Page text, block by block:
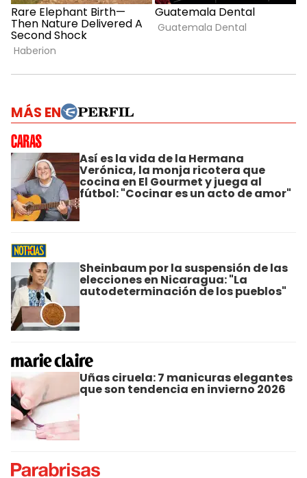
MÁS EN
Así es la vida de la Hermana
Verónica, la monja ricotera que
cocina en El Gourmet y juega al
fútbol: "Cocinar es un acto de amor"
Sheinbaum por la suspensión de las
elecciones en Nicaragua: "La
autodeterminación de los pueblos"
Uñas ciruela: 7 manicuras elegantes
que son tendencia en invierno 2026